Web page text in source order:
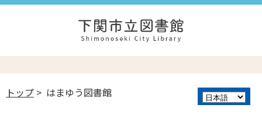
トップ > はまゆう図書館